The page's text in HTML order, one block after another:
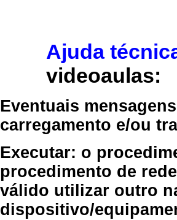
Ajuda
videoaulas:
Eventuais
carregamento e/ou
Executar: o
procedimento de
válido utilizar outro
dispositivo/